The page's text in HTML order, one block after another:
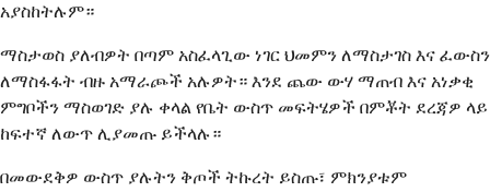
አያስከትሉም።
ማስታወስ ያለብዎት በጣም አስፈላጊው ነገር ህመምን ለማስታገስ እና ፈውስን
ለማስፋፋት ብዙ አማራጮች አሉዎት። እንደ ጨው ውሃ ማጠብ እና አነቃቂ
ምግቦችን ማስወገድ ያሉ ቀላል የቤት ውስጥ መፍትሄዎች በምቾት ደረጃዎ ላይ
ከፍተኛ ለውጥ ሊያመጡ ይችላሉ።
በመውደቅዎ ውስጥ ያሉትን ቅጦች ትኩረት ይስጡ፣ ምክንያቱም